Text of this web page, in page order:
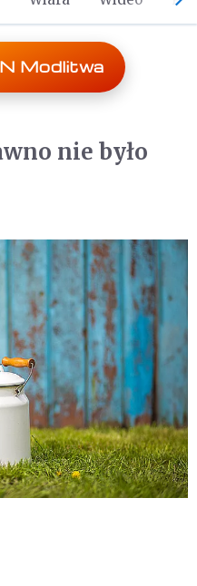
Modlitwa
nie było